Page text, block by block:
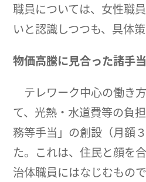
職員については、女性職
いと認識しつつも、具体
物価高騰に見合った諸手
テレワーク中心の働き
て、光熱・水道費等の負
務等手当」の創設（月額
た。これは、住民と顔を
治体職員にはなじむもので